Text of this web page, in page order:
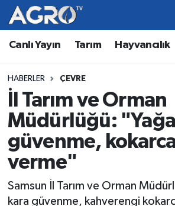
Canlı Yayın Tarım Hayvancılık
HABERLER ÇEVRE
İl Tarım ve Orman
Müdürlüğü:
güvenme,
verme"
Samsun İl Tarım ve Orman
kara güvenme, kahverengi
Hava Durumu
Trafik Durumu
Süper Lig Puan Durumu ve
Tüm Manşetler
Son Dakika Haberleri
Haber Arşivi